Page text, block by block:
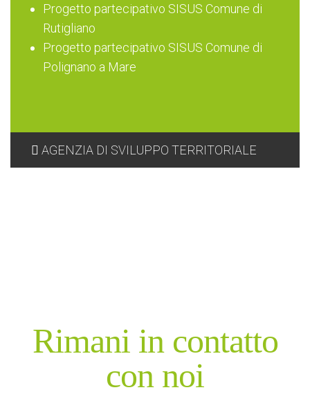
Progetto partecipativo SISUS Comune di
Rutigliano
Progetto partecipativo SISUS Comune di
Polignano a Mare
AGENZIA DI SVILUPPO TERRITORIALE
Rimani in contatto
con noi